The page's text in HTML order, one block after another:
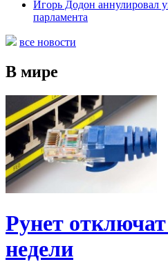
Игорь Додон аннулировал
парламента
все новости
В мире
Рунет отключат
недели